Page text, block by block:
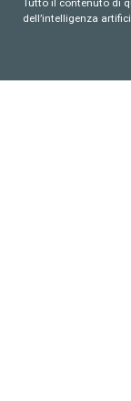
dell’intelligenza